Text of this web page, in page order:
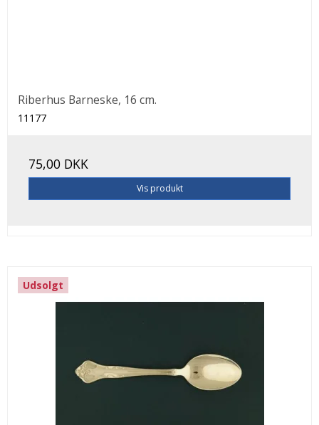
Riberhus Barneske, 16 cm.
11177
75,00 DKK
Vis produkt
Udsolgt